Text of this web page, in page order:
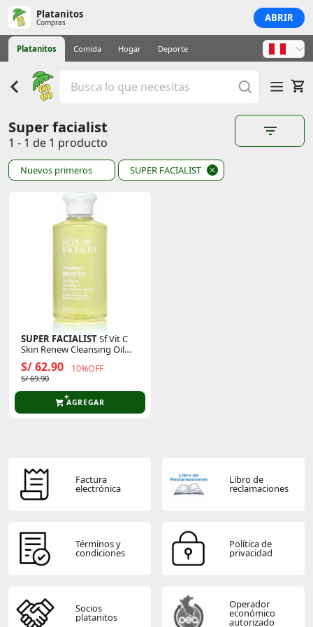
Platanitos
Compras ABRIR
Platanitos Comida Hogar Deporte
Super facialist
1 - 1 de 1 producto
Nuevos primeros SUPER FACIALIST
SUPER FACIALISTSf Vit C
Skin Renew Cleansing Oil
200ml
S/ 62.90 10%OFF
S/ 69.90
AGREGAR
Factura
electrónica
Libro de
reclamaciones
Términos y
condiciones
Política de
privacidad
Socios
platanitos
Operador
económico
autorizado